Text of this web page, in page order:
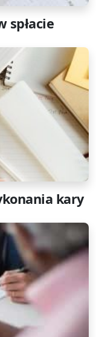
spłacie
kary